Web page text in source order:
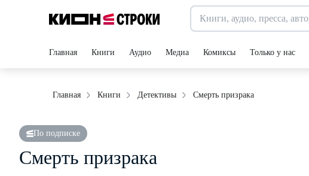
Главная Книги Аудио Медиа Комиксы Только у нас
Главная Книги Детективы Смерть призрака
По подписке
Смерть призрака